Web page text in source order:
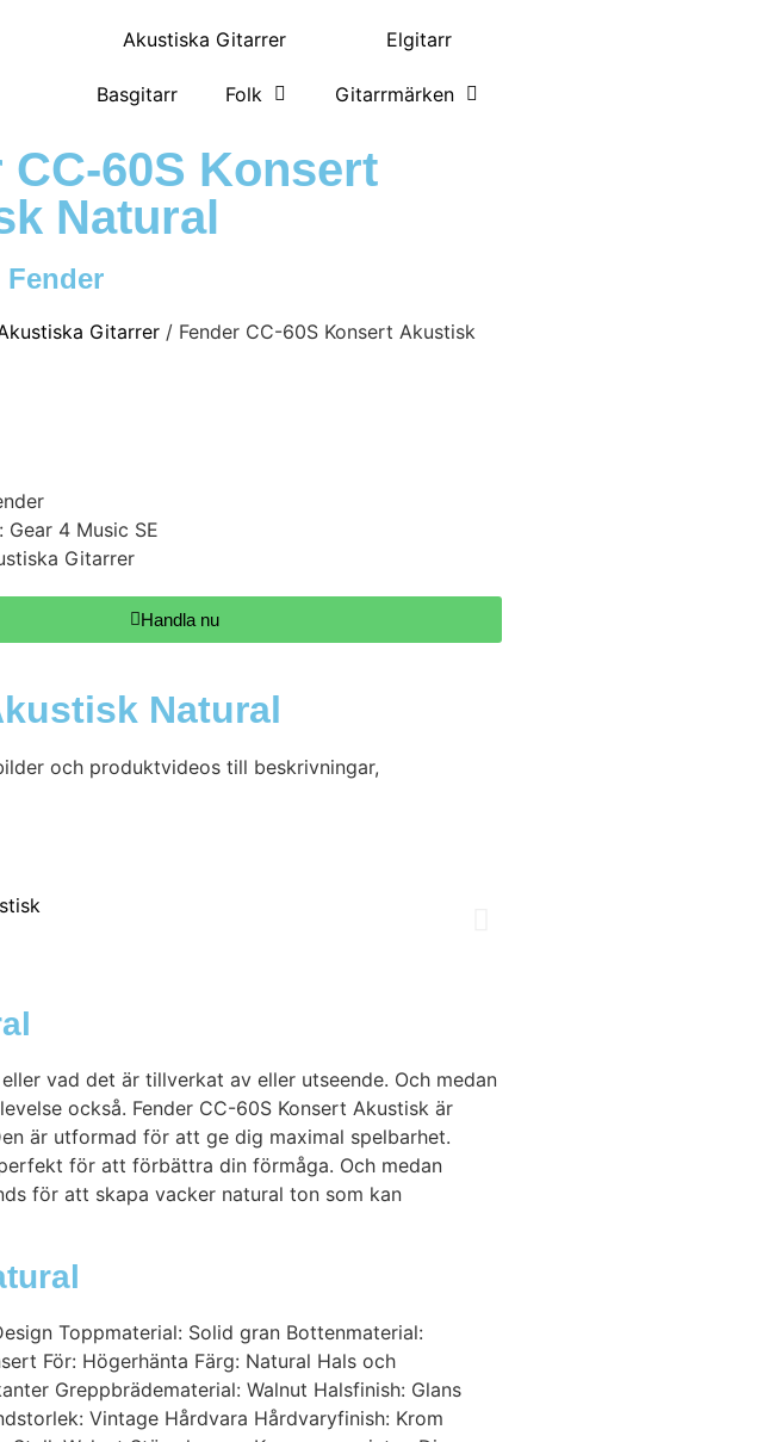
Akustiska Gitarrer Elgitarr
Basgitarr Folk Gitarrmärken
CC-60S Konsert
Natural
Fender
Gitarrer / Fender CC-60S Konsert Akustisk
4 Music SE
Gitarrer
Handla nu
Natural
och produktvideos till beskrivningar,
vad det är tillverkat av eller utseende. Och medan
också. Fender CC-60S Konsert Akustisk är
är utformad för att ge dig maximal spelbarhet.
för att förbättra din förmåga. Och medan
för att skapa vacker natural ton som kan
Toppmaterial: Solid gran Bottenmaterial:
För: Högerhänta Färg: Natural Hals och
Greppbrädematerial: Walnut Halsfinish: Glans
Vintage Hårdvara Hårdvaryfinish: Krom